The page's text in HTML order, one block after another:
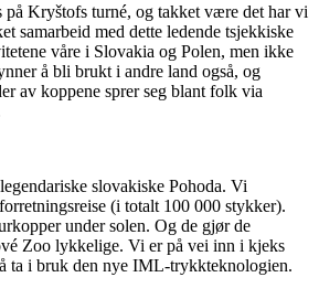
på Kryštofs turné, og takket være det har vi
samarbeid med dette ledende tsjekkiske
våre i Slovakia og Polen, men ikke
å bli brukt i andre land også, og
av koppene sprer seg blant folk via
slovakiske Pohoda. Vi
(i totalt 100 000 stykker).
under solen. Og de gjør de
Zoo lykkelige. Vi er på vei inn i kjeks
ta i bruk den nye IML-trykkteknologien.